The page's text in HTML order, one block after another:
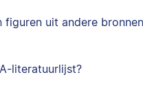
uit andere
literatuurlijst?